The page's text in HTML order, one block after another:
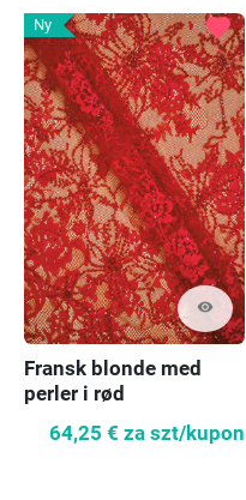
Ny
visibility
favorite
Fransk blonde med
perler i rød
64,25 € za szt/kupon